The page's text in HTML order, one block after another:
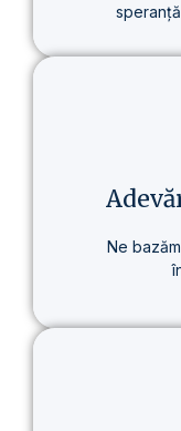
Nu
despre
Ne
Baza
Biblia –